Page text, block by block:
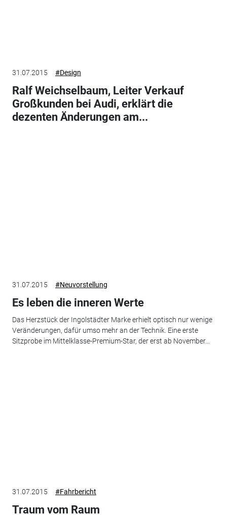
31.07.2015 #Design
Ralf Weichselbaum, Leiter Verkauf
Großkunden bei Audi, erklärt die
dezenten Änderungen am...
31.07.2015 #Neuvorstellung
Es leben die inneren Werte
Das Herzstück der Ingolstädter Marke erhielt optisch nur wenige
Veränderungen, dafür umso mehr an der Technik. Eine erste
Sitzprobe im Mittelklasse-Premium-Star, der erst ab November...
31.07.2015 #Fahrbericht
Traum vom Raum